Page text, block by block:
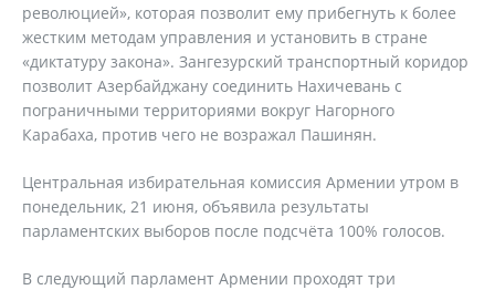
революцией», которая позволит ему прибегнуть к более
жестким методам управления и установить в стране
«диктатуру закона». Зангезурский транспортный коридор
позволит Азербайджану соединить Нахичевань с
пограничными территориями вокруг Нагорного
Карабаха, против чего не возражал Пашинян.
Центральная избирательная комиссия Армении утром в
понедельник, 21 июня, объявила результаты
парламентских выборов после подсчёта 100% голосов.
В следующий парламент Армении проходят три